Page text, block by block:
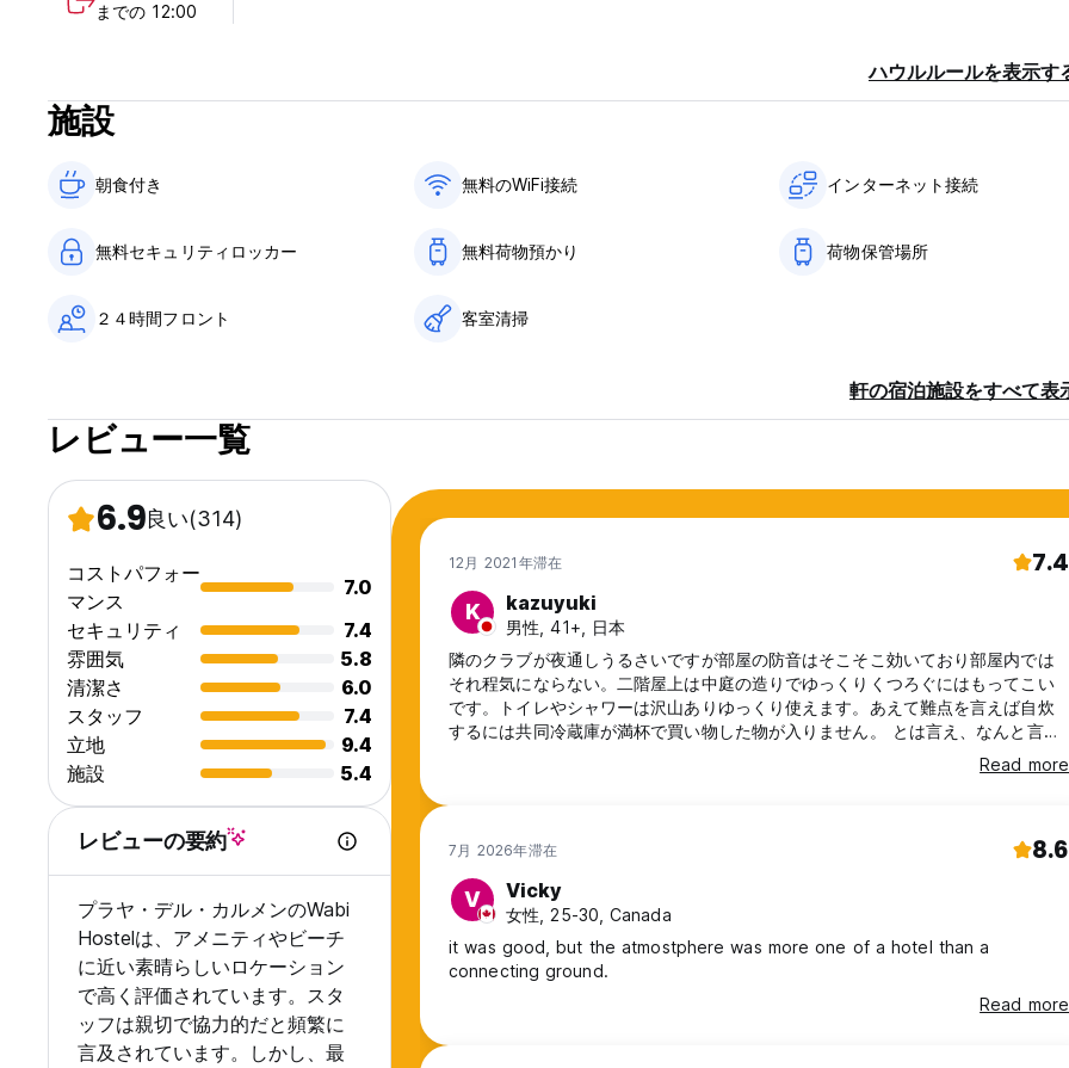
までの 12:00
ハウルルールを表示す
施設
朝食付き‎ 無料のWiFi接続 インターネット接続
無料セキュリティロッカー 無料荷物預かり 荷物保管場所
２４時間フロント 客室清掃
軒の宿泊施設をすべて表
レビュー一覧
6.9良い(314)
コストパフォー
マンス
7.0
セキュリティ
7.4
雰囲気
5.8
清潔さ
6.0
スタッフ
7.4
立地
9.4
施設
5.4
レビューの要約
プラヤ・デル・カルメンのWabi
Hostelは、アメニティやビーチ
に近い素晴らしいロケーション
で高く評価されています。スタ
ッフは親切で協力的だと頻繁に
言及されています。しかし、最
12月 2021年滞在 7.4
K kazuyuki
男性, 41+, 日本
隣のクラブが夜通しうるさいですが部屋の防音はそこそこ効いており部屋内では
それ程気にならない。二階屋上は中庭の造りでゆっくりくつろぐにはもってこい
です。トイレやシャワーは沢山ありゆっくり使えます。あえて難点を言えば自炊
するには共同冷蔵庫が満杯で買い物した物が入りません。 とは言え、なんと言っ
ても場所が最高の立地です。 ビーチは勿論、ADOバスターミナルやモールも近い
Read more
7月 2026年滞在 8.6
V Vicky
女性, 25-30, Canada
it was good, but the atmostphere was more one of a hotel than a
connecting ground.
Read more